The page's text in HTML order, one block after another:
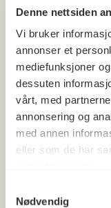
Denne nettsiden
Vi bruker
annonser et
mediefunksjoner
dessuten
vårt, med
annonsering og
med annen
eller som de har
Nødvendig
UiT Norges
Tromsø,
1989